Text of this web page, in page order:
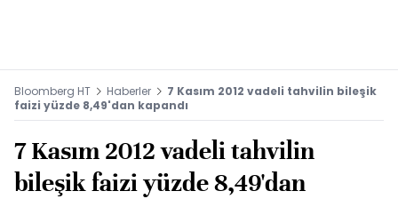
Bloomberg HT Haberler
7 Kasım 2012 vadeli tahvilin bileşik
faizi yüzde 8,49'dan kapandı
7 Kasım 2012 vadeli tahvilin
bileşik faizi yüzde 8,49'dan